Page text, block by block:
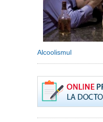
Alcoolismul